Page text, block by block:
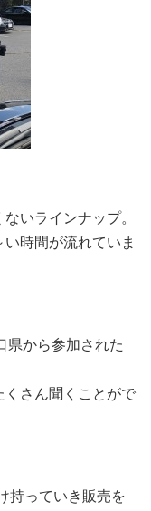
いラインナップ。
時間が流れていま
県から参加された
さん聞くことがで
持っていき販売を